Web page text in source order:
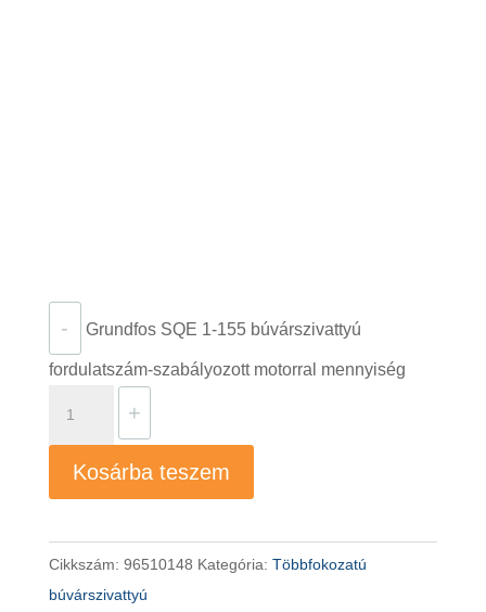
- Grundfos SQE 1-155 búvárszivattyú
fordulatszám-szabályozott motorral mennyiség
+
Kosárba teszem
Cikkszám: 96510148 Kategória: Többfokozatú
búvárszivattyú